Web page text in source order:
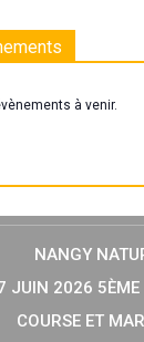
à venir.
NANGY
JUIN 2026 5ÈME
COURSE ET